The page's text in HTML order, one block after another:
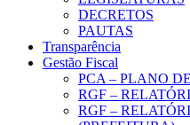
DECRETOS
PAUTAS
Transparência
Gestão Fiscal
PCA – PLANO
RGF –
RGF –